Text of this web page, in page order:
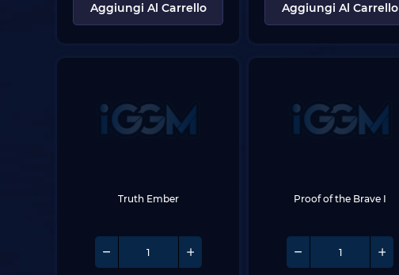
Aggiungi Al Carrello Aggiungi Al Carrello
Truth Ember Proof of the Brave I